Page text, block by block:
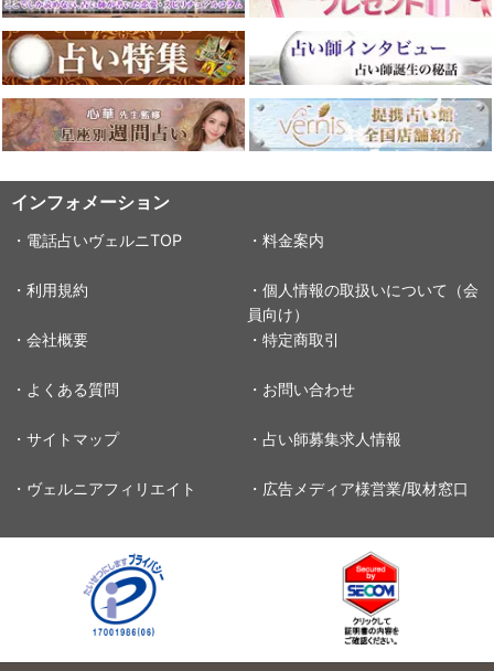
インフォメーション
・電話占いヴェルニTOP ・料金案内
・利用規約
・個人情報の取扱いについて（会
員向け）
・会社概要
・特定商取引
・よくある質問 ・お問い合わせ
・サイトマップ ・占い師募集求人情報
・ヴェルニアフィリエイト ・広告メディア様営業/取材窓口